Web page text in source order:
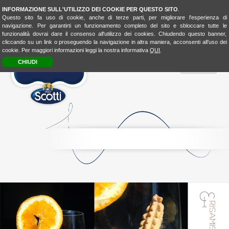
INFORMAZIONE SULL'UTILIZZO DEI COOKIE PER QUESTO SITO
Questo sito fa uso di cookie, anche di terze parti, per migliorare l'esperienza di
navigazione. Per garantirti un funzionamento completo del sito e sbloccare tutte le
funzionalità dovrai dare il consenso all'utilizzo dei cookies. Chiudendo questo banner,
cliccando su un link o proseguendo la navigazione in altra maniera, acconsenti all’uso dei
cookie. Per maggiori informazioni leggi la nostra informativaQUI
CHIUDI
4FASHION
RICE4KIDSBIO
EXPERIENCE
CUCINAUNISCEIPOPOLI